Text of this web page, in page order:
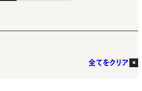
全てをクリア